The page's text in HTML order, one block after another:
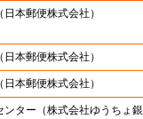
（日本郵便株式会社）
（日本郵便株式会社）
（日本郵便株式会社）
ンター （株式会社ゆうちょ銀